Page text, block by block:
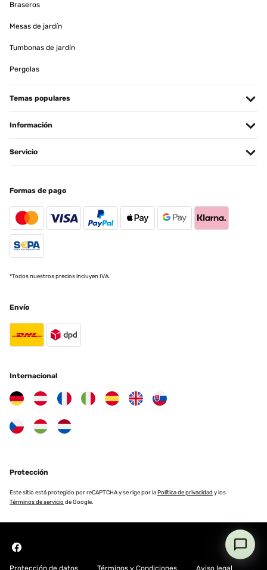
Braseros
Mesas de jardín
Tumbonas de jardín
Pergolas
Temas populares
Información
Servicio
Formas de pago
*Todos nuestros precios incluyen IVA.
Envío
Internacional
Protección
Este sitio está protegido por reCAPTCHA y se rige por laPolítica de privacidad y los
Términos de servicio de Google.
Protección de datos Términos y Condiciones Aviso legal